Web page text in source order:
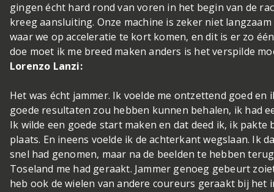
gingen écht hard rond van voren in het begin van de
kreeg aansluiting. Onze machine is zeker niet
waar we op acceleratie te kort komen, en dit is er zo
doe moet ik me breed maken anders is het verspilde
Lorenzo Lanzi:
Het was écht jammer. Ik voelde me ontzettend goed en
goede resultaten zou hebben kunnen behalen, ik had
Ik wilde een goede start maken en dat deed ik, ik pakte
plaats. En ineens voelde ik de achterkant wegslaan. Ik
snel had genomen, maar na de beelden te hebben
Toseland me had geraakt. Jammer genoeg gebeurt
heb ook de wielen van andere coureurs geraakt bij het